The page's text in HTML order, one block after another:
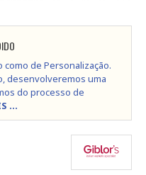
de Personalização.
desenvolveremos uma
do processo de
...